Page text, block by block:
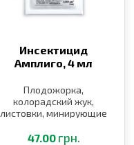
Инсектицид
Амплиго,4 мл
Плодожорка,
колорадский жук,
листовки, минирующие
47.00 грн.